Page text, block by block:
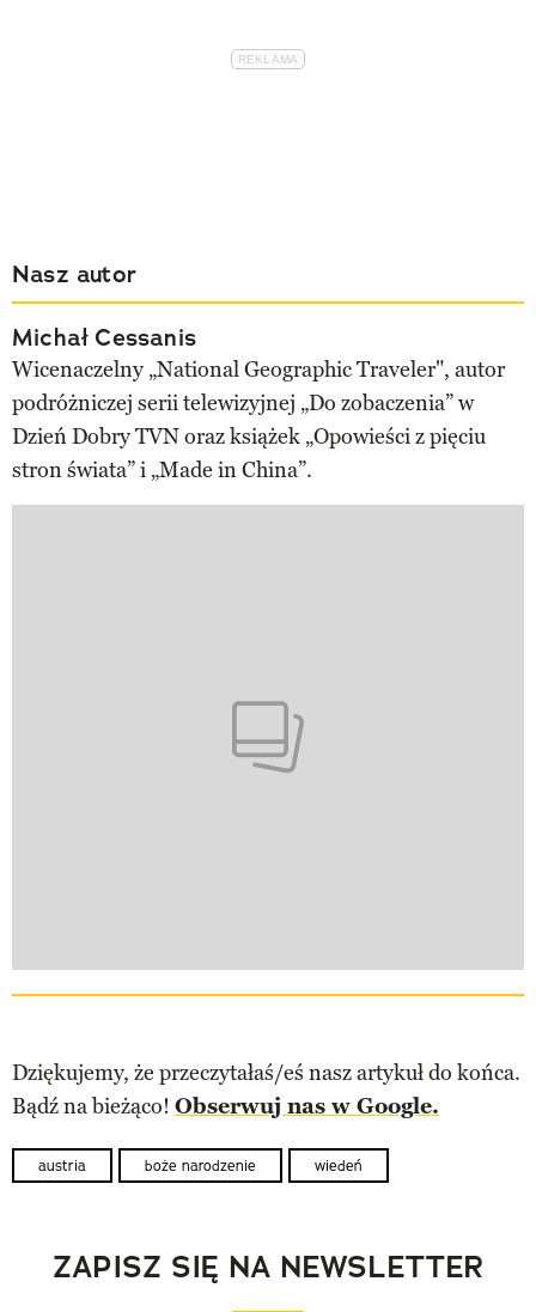
Nasz autor
Michał Cessanis
Wicenaczelny „National Geographic Traveler", autor
podróżniczej serii telewizyjnej „Do zobaczenia” w
Dzień Dobry TVN oraz książek „Opowieści z pięciu
stron świata” i „Made in China”.
Dziękujemy, że przeczytałaś/eś nasz artykuł do końca.
Bądź na bieżąco! Obserwuj nas w Google.
austria boże narodzenie wiedeń
ZAPISZ SIĘ NA NEWSLETTER